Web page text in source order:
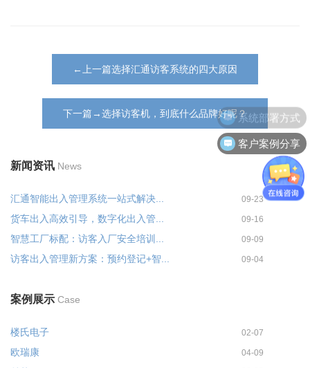
←上一篇选择汇通访客系统的四大原因
下一篇→选择访客机，到底什么品牌好呢？
新闻资讯 News
汇通智能出入管理系统一站式解决... 09-23
货车出入高效引导，数字化出入管... 09-16
智慧工厂标配：访客入厂安全培训... 09-09
访客出入管理新方案：预约登记+智... 09-04
案例展示 Case
楼氏电子 02-07
欧瑞康 04-09
系统部署方式
客户案例分享